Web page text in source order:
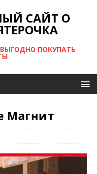
САЙТ О
ПОКУПАТЬ
Магнит